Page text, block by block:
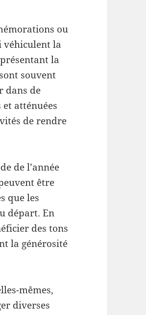
ou
véhiculent la
la
souvent
dans de
atténuées
de rendre
de l’année
être
que les
départ. En
des tons
la générosité
mêmes,
diverses